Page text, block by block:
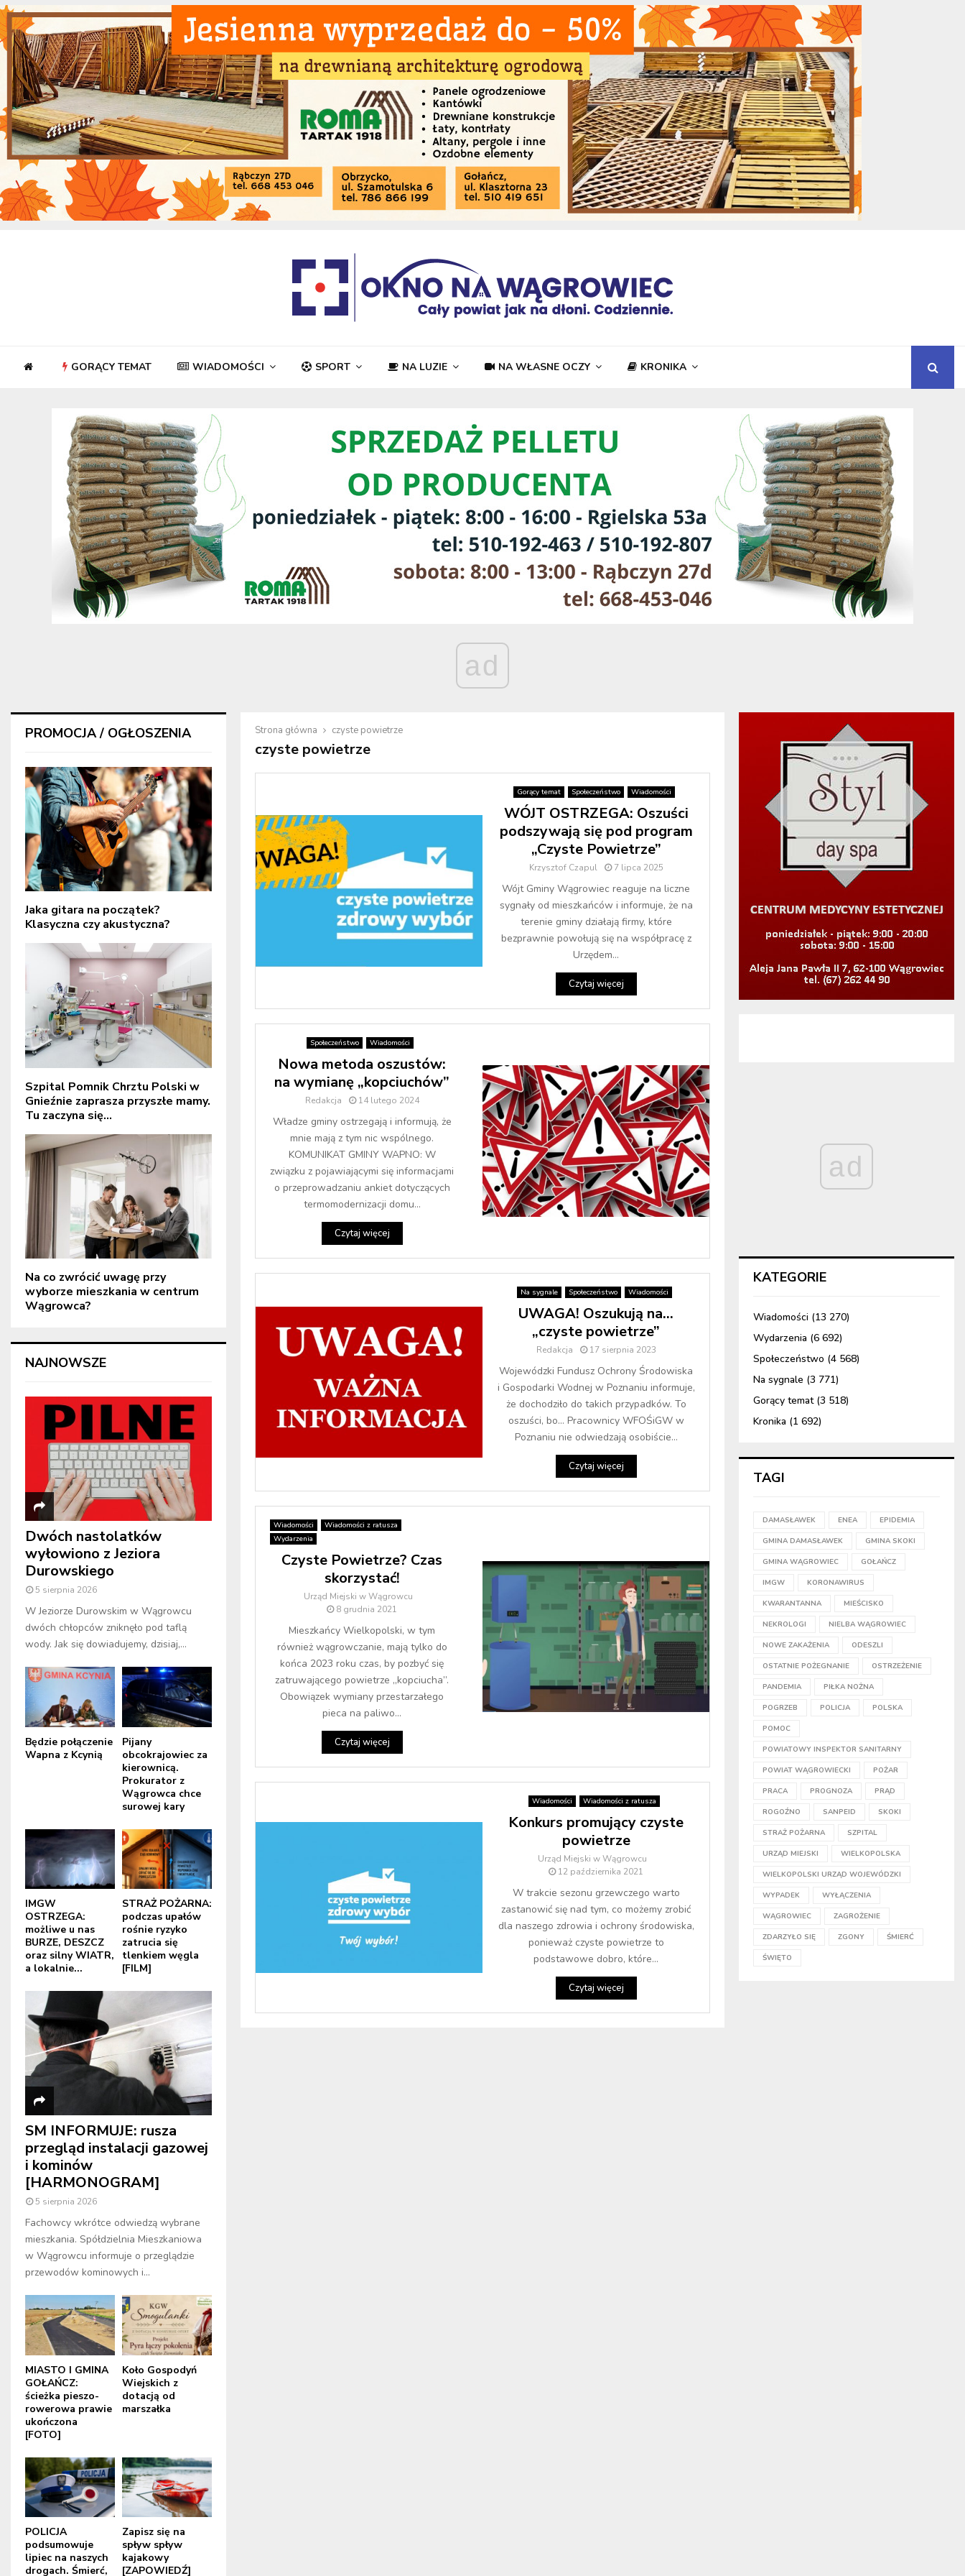
GORĄCY TEMAT WIADOMOŚCI SPORT NA LUZIE NA WŁASNE OCZY KRONIKA
ad
Strona główna czyste powietrze
czyste powietrze
Gorący temat Społeczeństwo Wiadomości
WÓJT OSTRZEGA: Oszuści
podszywają się pod program
„Czyste Powietrze”
Krzysztof Czapul 7 lipca 2025
Wójt Gminy Wągrowiec reaguje na liczne
sygnały od mieszkańców i informuje, że na
terenie gminy działają firmy, które
bezprawnie powołują się na współpracę z
Urzędem...
Czytaj więcej
Społeczeństwo Wiadomości
Nowa metoda oszustów:
na wymianę „kopciuchów”
Redakcja 14 lutego 2024
Władze gminy ostrzegają i informują, że
mnie mają z tym nic wspólnego.
KOMUNIKAT GMINY WAPNO: W
związku z pojawiającymi się informacjami
o przeprowadzaniu ankiet dotyczących
termomodernizacji domu...
Czytaj więcej
Na sygnale Społeczeństwo Wiadomości
UWAGA! Oszukują na…
„czyste powietrze”
Redakcja 17 sierpnia 2023
Wojewódzki Fundusz Ochrony Środowiska
i Gospodarki Wodnej w Poznaniu informuje,
że dochodziło do takich przypadków. To
oszuści, bo… Pracownicy WFOŚiGW w
Poznaniu nie odwiedzają osobiście...
Czytaj więcej
Wiadomości
Wiadomości z ratusza
Wydarzenia
Czyste Powietrze? Czas
skorzystać!
Urząd Miejski w Wągrowcu
8 grudnia 2021
Mieszkańcy Wielkopolski, w tym
również wągrowczanie, mają tylko do
końca 2023 roku czas, by pozbyć się
zatruwającego powietrze „kopciucha”.
Obowiązek wymiany przestarzałego
pieca na paliwo...
Czytaj więcej
Wiadomości Wiadomości z ratusza
Konkurs promujący czyste
powietrze
Urząd Miejski w Wągrowcu
12 października 2021
W trakcie sezonu grzewczego warto
zastanowić się nad tym, co możemy zrobić
dla naszego zdrowia i ochrony środowiska,
ponieważ czyste powietrze to
podstawowe dobro, które...
Czytaj więcej
PROMOCJA / OGŁOSZENIA
Jaka gitara na początek?
Klasyczna czy akustyczna?
Szpital Pomnik Chrztu Polski w
Gnieźnie zaprasza przyszłe mamy.
Tu zaczyna się...
Na co zwrócić uwagę przy
wyborze mieszkania w centrum
Wągrowca?
NAJNOWSZE
Dwóch nastolatków
wyłowiono z Jeziora
Durowskiego
5 sierpnia 2026
W Jeziorze Durowskim w Wągrowcu
dwóch chłopców zniknęło pod taflą
wody. Jak się dowiadujemy, dzisiaj,...
Będzie połączenie
Wapna z Kcynią
Pijany
obcokrajowiec za
kierownicą.
Prokurator z
Wągrowca chce
surowej kary
IMGW
OSTRZEGA:
możliwe u nas
BURZE, DESZCZ
oraz silny WIATR,
a lokalnie...
STRAŻ POŻARNA:
podczas upałów
rośnie ryzyko
zatrucia się
tlenkiem węgla
[FILM]
SM INFORMUJE: rusza
przegląd instalacji gazowej
i kominów
[HARMONOGRAM]
5 sierpnia 2026
Fachowcy wkrótce odwiedzą wybrane
mieszkania. Spółdzielnia Mieszkaniowa
w Wągrowcu informuje o przeglądzie
przewodów kominowych i...
MIASTO I GMINA
GOŁAŃCZ:
ścieżka pieszo-
rowerowa prawie
ukończona
[FOTO]
Koło Gospodyń
Wiejskich z
dotacją od
marszałka
POLICJA
podsumowuje
lipiec na naszych
drogach. Śmierć,
Zapisz się na
spływ spływ
kajakowy
[ZAPOWIEDŹ]
ad
KATEGORIE
Wiadomości (13 270)
Wydarzenia (6 692)
Społeczeństwo (4 568)
Na sygnale (3 771)
Gorący temat(3 518)
Kronika (1 692)
TAGI
DAMASŁAWEK ENEA EPIDEMIA
GMINA DAMASŁAWEK GMINA SKOKI
GMINA WĄGROWIEC GOŁAŃCZ
IMGW KORONAWIRUS
KWARANTANNA MIEŚCISKO
NEKROLOGI NIELBA WĄGROWIEC
NOWE ZAKAŻENIA ODESZLI
OSTATNIE POŻEGNANIE OSTRZEŻENIE
PANDEMIA PIŁKA NOŻNA
POGRZEB POLICJA POLSKA
POMOC
POWIATOWY INSPEKTOR SANITARNY
POWIAT WĄGROWIECKI POŻAR
PRACA PROGNOZA PRĄD
ROGOŹNO SANPEID SKOKI
STRAŻ POŻARNA SZPITAL
URZĄD MIEJSKI WIELKOPOLSKA
WIELKOPOLSKI URZĄD WOJEWÓDZKI
WYPADEK WYŁĄCZENIA
WĄGROWIEC ZAGROŻENIE
ZDARZYŁO SIĘ ZGONY ŚMIERĆ
ŚWIĘTO